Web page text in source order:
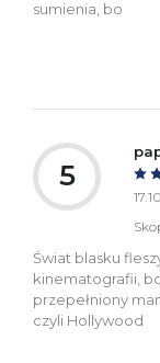
sumienia, bo
5
Świat blasku
kinematografii,
przepełniony
czyli Hollywood